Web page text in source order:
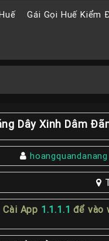
Gái Gọi Huế Kiểm
Dây Xinh Dâm
hoangquandanang
Cài App 1.1.1.1 để vào